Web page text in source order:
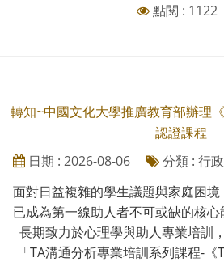
點閱 : 1122
轉知~中國文化大學推廣教育部辦理
認證課程
日期 : 2026-08-06
分類 : 行政
面對日益複雜的學生議題與家庭困
已成為第一線助人者不可或缺的核
長期致力於心理學與助人專業培訓
「TA溝通分析專業培訓系列課程-